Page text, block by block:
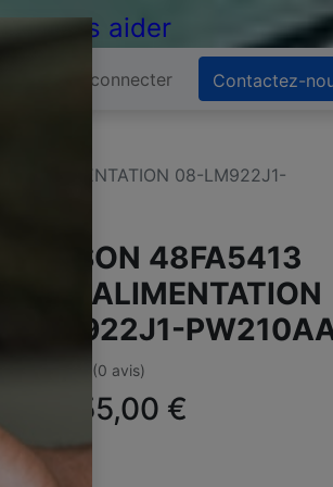
vous aider
Se connecter Contactez-
ALIMENTATION 08-LM922J1-
48FA5413
ALIMENTATION
LM922J1-
(0 avis)
: 55,00 €